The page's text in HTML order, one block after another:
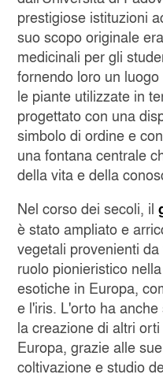
prestigiose istituzioni
suo scopo originale
medicinali per gli
fornendo loro un
le piante utilizzate in
progettato con una
simbolo di ordine e
una fontana centrale
della vita e della
Nel corso dei secoli, il
è stato ampliato e
vegetali provenienti
ruolo pionieristico
esotiche in Europa,
e l'iris. L'orto ha
la creazione di altri
Europa, grazie alle
coltivazione e studio